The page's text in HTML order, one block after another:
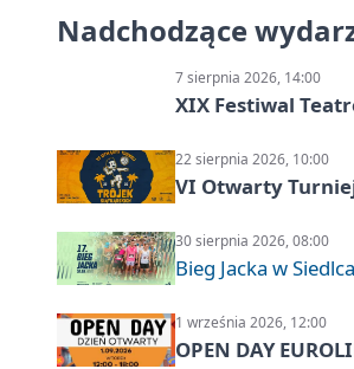
Nadchodzące
7 sierpnia 2026, 14:00
XIX Festiwal
22 sierpnia 2026, 10:00
VI Otwarty
30 sierpnia 2026, 08:00
Bieg Jacka w
1 września 2026, 12:00
OPEN DAY